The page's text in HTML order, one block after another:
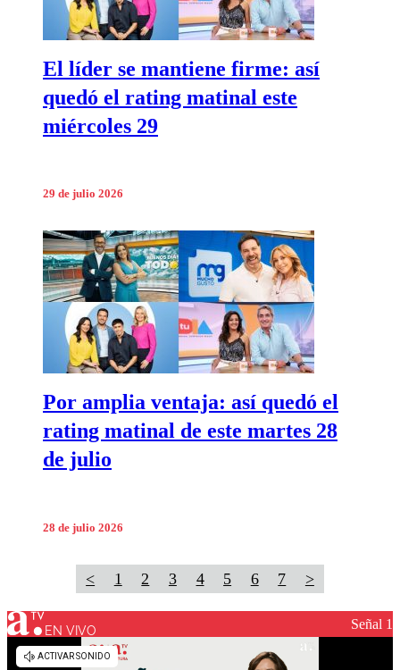
El líder se mantiene firme: así
quedó el rating matinal este
miércoles 29
29 de julio 2026
Por amplia ventaja: así quedó el
rating matinal de este martes 28
de julio
28 de julio 2026
< 1 2 3 4 5 6 7 >
EN VIVO Señal 1